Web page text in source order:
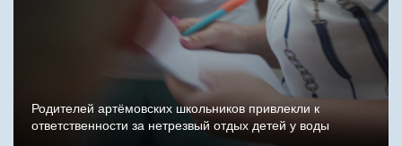
Родителей артёмовских школьников привлекли к
ответственности за нетрезвый отдых детей у воды